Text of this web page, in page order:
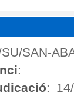
SAN-
:
: